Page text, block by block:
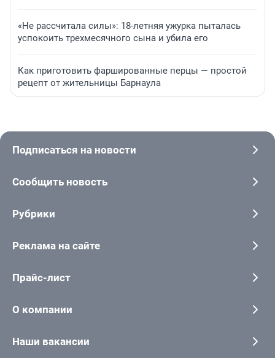
«Не рассчитала силы»: 18-летняя ужурка пыталась
успокоить трехмесячного сына и убила его
Как приготовить фаршированные перцы — простой
рецепт от жительницы Барнаула
Подписаться на новости
Сообщить новость
Рубрики
Реклама на сайте
Прайс-лист
О компании
Наши вакансии